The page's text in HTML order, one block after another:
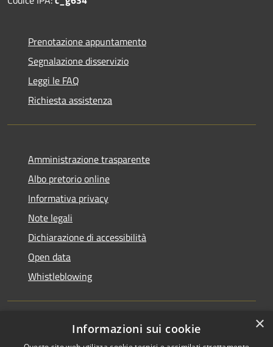
Prenotazione appuntamento
Segnalazione disservizio
Leggi le FAQ
Richiesta assistenza
Amministrazione trasparente
Albo pretorio online
Informativa privacy
Note legali
Dichiarazione di accessibilità
Open data
Whistleblowing
×
Informazioni sui cookie